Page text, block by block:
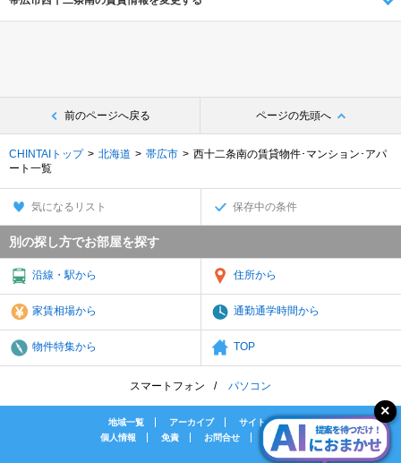
前のページへ戻る ページの先頭へ
CHINTAIトップ 北海道 帯広市
西十二条南の賃貸物件･マンション･アパ
ート一覧
気になるリスト 保存中の条件
別の探し方でお部屋を探す
沿線・駅から 住所から
家賃相場から 通勤通学時間から
物件特集から TOP
スマートフォン パソコン
地域一覧 アーカイブ
サイトマップ
個人情報
免責 お問合せ 会社案内